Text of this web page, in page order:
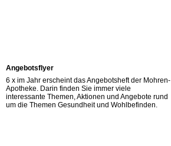
Angebotsflyer
6 x im Jahr erscheint das Angebotsheft der Mohren-
Apotheke. Darin finden Sie immer viele
interessante Themen, Aktionen und Angebote rund
um die Themen Gesundheit und Wohlbefinden.